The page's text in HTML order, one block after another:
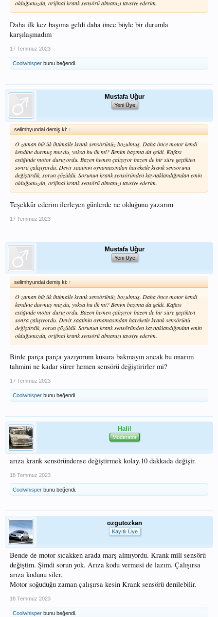
olduğunuzda, orijinal krank sensörü almanızı tavsiye ederim.
Daha ilk kez başıma geldi daha önce böyle bir durumla
karşılaşmadım
17 Temmuz 2023
Coolwhisper bunu beğendi.
Mustafa Uğur
Yeni Üye
selimhyundai demiş ki: ↑
O zaman büyük ihtimalle krank sensörünüz bozulmuş. Daha önce motor kendi
kendine durmuş muydu, yoksa bu ilk mi? Benim başıma da geldi. Kafası
estiğinde motor duruyordu. Bazen hemen çalışıyor bazen de bir süre geçtikten
sonra çalışıyordu. Devir saatinin oynamasından hareketle krank sensörünü
değiştirdik, sorun çözüldü. Sorunun krank sensöründen kaynaklandığından emin
olduğunuzda, orijinal krank sensörü almanızı tavsiye ederim.
Teşekkür ederim ilerleyen günlerde ne olduğunu yazarım
17 Temmuz 2023
Mustafa Uğur
Yeni Üye
selimhyundai demiş ki: ↑
O zaman büyük ihtimalle krank sensörünüz bozulmuş. Daha önce motor kendi
kendine durmuş muydu, yoksa bu ilk mi? Benim başıma da geldi. Kafası
estiğinde motor duruyordu. Bazen hemen çalışıyor bazen de bir süre geçtikten
sonra çalışıyordu. Devir saatinin oynamasından hareketle krank sensörünü
değiştirdik, sorun çözüldü. Sorunun krank sensöründen kaynaklandığından emin
olduğunuzda, orijinal krank sensörü almanızı tavsiye ederim.
Birde parça parça yazıyorum kusura bakmayın ancak bu onarım
tahmini ne kadar sürer hemen sensörü değiştirirler mi?
17 Temmuz 2023
Coolwhisper bunu beğendi.
Halil
Moderatör
arıza krank sensöründense değiştirmek kolay.10 dakkada değişir.
18 Temmuz 2023
Coolwhisper bunu beğendi.
ozgutozkan
Kayıtlı Üye
Bende de motor sıcakken arada marş almıyordu. Krank mili sensörü
değiştim. Şimdi sorun yok. Arıza kodu vermesi de lazım. Çalışırsa
arıza kodunu siler.
Motor soğuduğu zaman çalışırsa kesin Krank sensörü denilebilir.
18 Temmuz 2023
Coolwhisper bunu beğendi.